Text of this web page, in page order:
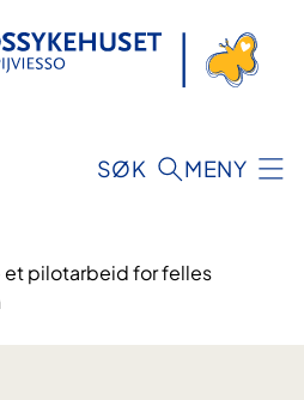
SØK MENY
pilotarbeid for felles